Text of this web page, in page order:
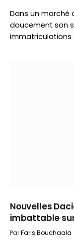
Dans un marché
doucement son
immatriculations
Nouvelles
imbattable
ParFaris Bouchaala